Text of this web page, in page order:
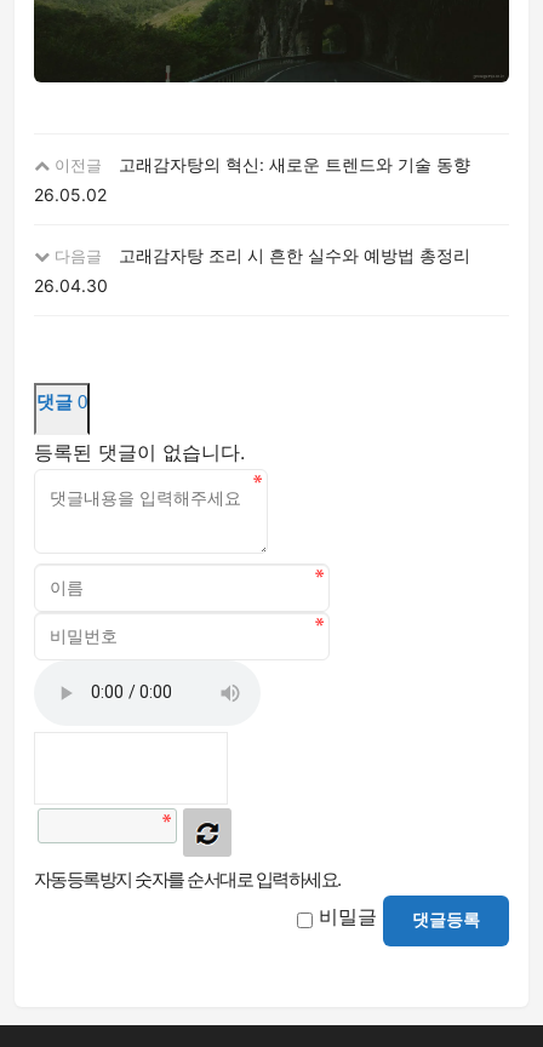
이전글
고래감자탕의 혁신: 새로운 트렌드와 기술 동향
26.05.02
다음글
고래감자탕 조리 시 흔한 실수와 예방법 총정리
26.04.30
댓글 0
등록된 댓글이 없습니다.
자동등록방지 숫자를 순서대로 입력하세요.
비밀글 댓글등록